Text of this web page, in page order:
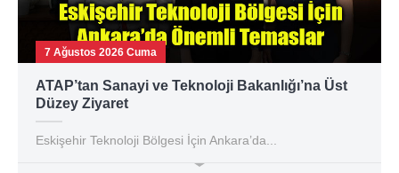
7 Ağustos 2026 Cuma
ATAP’tan Sanayi ve Teknoloji Bakanlığı’na Üst
Düzey Ziyaret
Eskişehir Teknoloji Bölgesi İçin Ankara’da...